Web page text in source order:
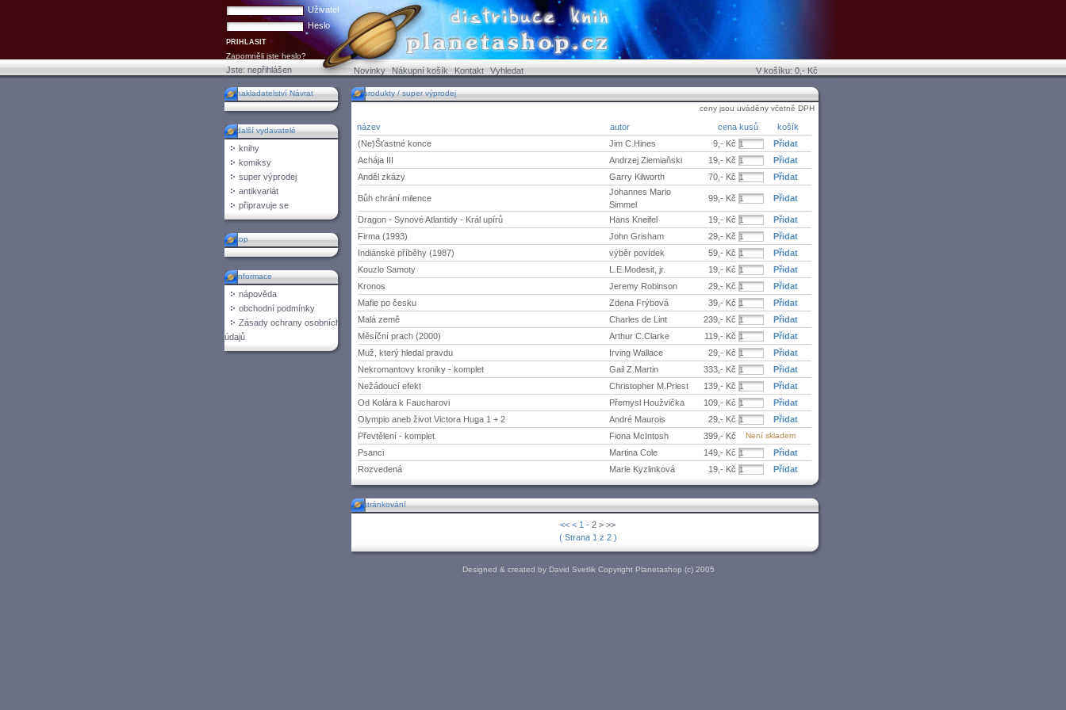
Uživatel
Heslo
Zapomněli jste heslo?
Jste:nepřihlášen Novinky Nákupní košík Kontakt Vyhledat V košíku: 0,- Kč
nakladatelství Návrat
další vydavatelé
knihy
komiksy
super výprodej
antikvariát
připravuje se
top
informace
nápověda
obchodní podmínky
Zásady ochrany osobních
údajů
produkty / super výprodej
ceny jsou uváděny včetně DPH
název autor cena kusů košík
(Ne)Šťastné konce
Jim C.Hines
9,- Kč
Achája III
Andrzej Ziemiaňski
19,- Kč
Anděl zkázy
Garry Kilworth 70,- Kč
Bůh chrání milence
Johannes Mario
Simmel
99,- Kč
Dragon - Synové Atlantidy - Král upírů Hans Kneifel
19,- Kč
Firma (1993)
John Grisham
29,- Kč
Indiánské příběhy (1987)
výběr povídek
59,- Kč
Kouzlo Samoty
L.E.Modesit, jr.
19,- Kč
Kronos
Jeremy Robinson
29,- Kč
Mafie po česku
Zdena Frýbová
39,- Kč
Malá země
Charles de Lint
239,- Kč
Měsíční prach (2000)
Arthur C.Clarke
119,- Kč
Muž, který hledal pravdu
Irving Wallace
29,- Kč
Nekromantovy kroniky - komplet
Gail Z.Martin
333,- Kč
Nežádoucí efekt
Christopher M.Priest
139,- Kč
Od Kolára k Faucharovi
Přemysl Houžvička
109,- Kč
Olympio aneb život Victora Huga 1 + 2
André Maurois
29,- Kč
Převtělení - komplet
Fiona McIntosh 399,- Kč Není skladem
Psanci Martina Cole
149,- Kč
Rozvedená
Marie Kyzlinková 19,- Kč
stránkování
<< < 1 - 2 > >>
( Strana 1 z 2 )
Designed & created by David Svetlik Copyright Planetashop (c) 2005